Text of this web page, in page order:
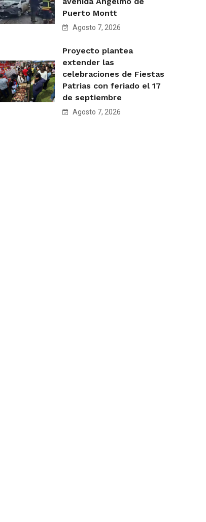
Puerto Montt
Agosto 7, 2026
Proyecto plantea
extender las
celebraciones de Fiestas
Patrias con feriado el 17
de septiembre
Agosto 7, 2026